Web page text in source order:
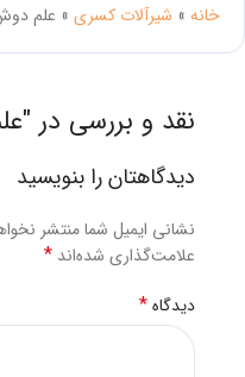
خانه » شیرآلات کسری » علم
نقد و بررسی در "
دیدگاهتان را بنویسید
نشانی ایمیل شما منتشر
علامت‌گذاری شده‌اند *
دیدگاه*